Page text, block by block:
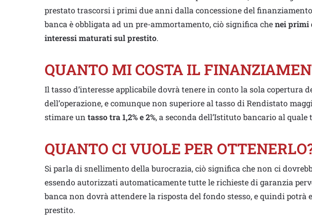
prestato trascorsi i primi due anni dalla concessione del
banca è obbligata ad un pre-ammortamento, ciò significa chenei primi
interessi maturati sul prestito.
QUANTO MI COSTA IL
Il tasso d’interesse applicabile dovrà tenere in conto la sola copertura
dell’operazione, e comunque non superiore al tasso di Rendistato
stimare un tasso tra 1,2% e 2%, a seconda dell’Istituto bancario al
QUANTO CI VUOLE PER
Si parla di snellimento della burocrazia, ciò significa che non ci
essendo autorizzati automaticamente tutte le richieste di garanzia
banca non dovrà attendere la risposta del fondo stesso, e quindi potrà
prestito.